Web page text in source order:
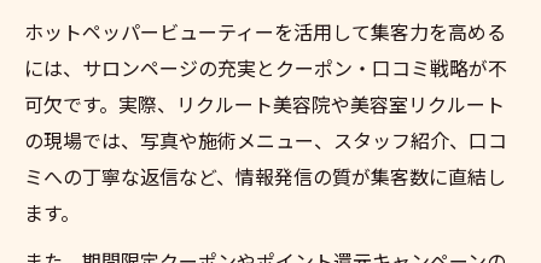
ホットペッパービューティーを活用して集客力を高める
には、サロンページの充実とクーポン・口コミ戦略が不
可欠です。実際、リクルート美容院や美容室リクルート
の現場では、写真や施術メニュー、スタッフ紹介、口コ
ミへの丁寧な返信など、情報発信の質が集客数に直結し
ます。